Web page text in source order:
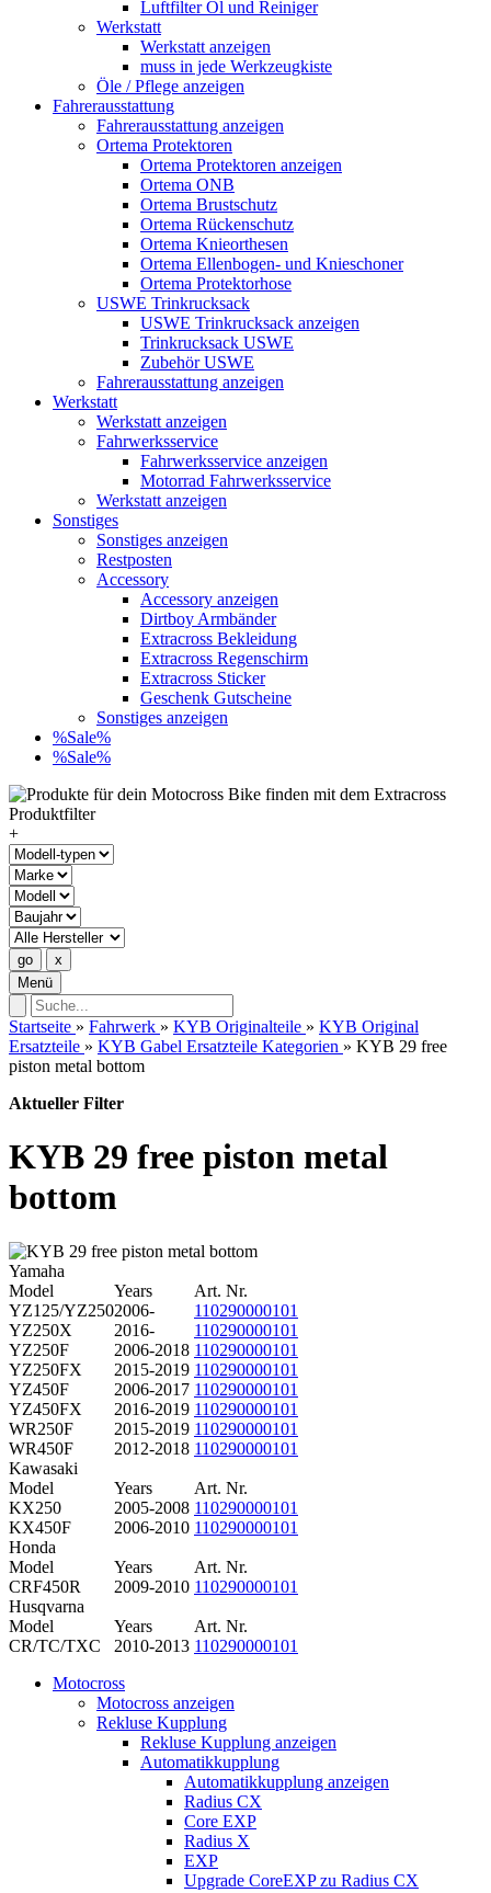
Luftfilter Öl und Reiniger
Werkstatt
Werkstatt anzeigen
muss in jede Werkzeugkiste
Öle / Pflege anzeigen
Fahrerausstattung
Fahrerausstattung anzeigen
Ortema Protektoren
Ortema Protektoren anzeigen
Ortema ONB
Ortema Brustschutz
Ortema Rückenschutz
Ortema Knieorthesen
Ortema Ellenbogen- und Knieschoner
Ortema Protektorhose
USWE Trinkrucksack
USWE Trinkrucksack anzeigen
Trinkrucksack USWE
Zubehör USWE
Fahrerausstattung anzeigen
Werkstatt
Werkstatt anzeigen
Fahrwerksservice
Fahrwerksservice anzeigen
Motorrad Fahrwerksservice
Werkstatt anzeigen
Sonstiges
Sonstiges anzeigen
Restposten
Accessory
Accessory anzeigen
Dirtboy Armbänder
Extracross Bekleidung
Extracross Regenschirm
Extracross Sticker
Geschenk Gutscheine
Sonstiges anzeigen
%Sale%
%Sale%
+
Menü
Startseite » Fahrwerk » KYB Originalteile » KYB Original
Ersatzteile » KYB Gabel Ersatzteile Kategorien » KYB 29 free
piston metal bottom
Aktueller Filter
KYB 29 free piston metal
bottom
Yamaha
Model
Years
Art. Nr.
YZ125/YZ2502006-
110290000101
YZ250X
2016-
110290000101
YZ250F
2006-2018 110290000101
YZ250FX
2015-2019 110290000101
YZ450F
2006-2017 110290000101
YZ450FX
2016-2019 110290000101
WR250F
2015-2019 110290000101
WR450F
2012-2018 110290000101
Kawasaki
Model
Years
Art. Nr.
KX250
2005-2008 110290000101
KX450F
2006-2010 110290000101
Honda
Model
Years
Art. Nr.
CRF450R
2009-2010 110290000101
Husqvarna
Model
Years
Art. Nr.
CR/TC/TXC
2010-2013 110290000101
Motocross
Motocross anzeigen
Rekluse Kupplung
Rekluse Kupplung anzeigen
Automatikkupplung
Automatikkupplung anzeigen
Radius CX
Core EXP
Radius X
EXP
Upgrade CoreEXP zu Radius CX